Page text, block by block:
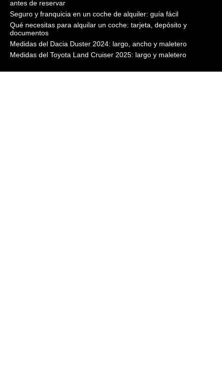
antes de reservar
Seguro y franquicia en un coche de alquiler: guía fácil
Qué necesitas para alquilar un coche: tarjeta, depósito y
documentos
Medidas del Dacia Duster 2024: largo, ancho y maletero
Medidas del Toyota Land Cruiser 2025: largo y maletero